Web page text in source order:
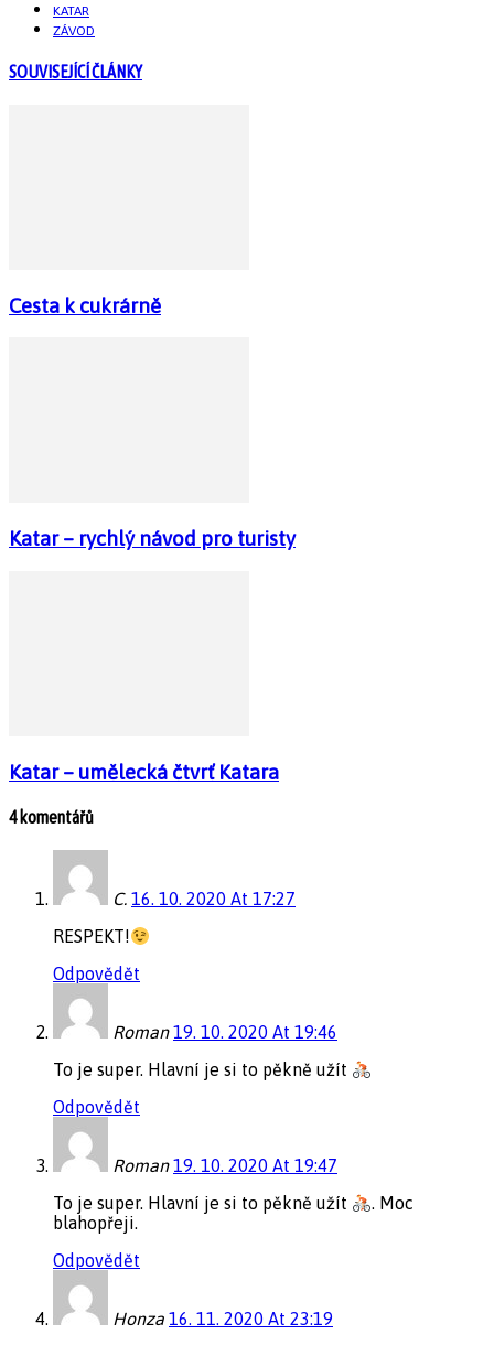
KATAR
ZÁVOD
SOUVISEJÍCÍ ČLÁNKY
Cesta k cukrárně
Katar – rychlý návod pro turisty
Katar – umělecká čtvrť Katara
4 komentářů
C. 16. 10. 2020 At 17:27
RESPEKT!
Odpovědět
Roman 19. 10. 2020 At 19:46
To je super. Hlavní je si to pěkně užít
Odpovědět
Roman 19. 10. 2020 At 19:47
To je super. Hlavní je si to pěkně užít
. Moc
blahopřeji.
Odpovědět
Honza 16. 11. 2020 At 23:19